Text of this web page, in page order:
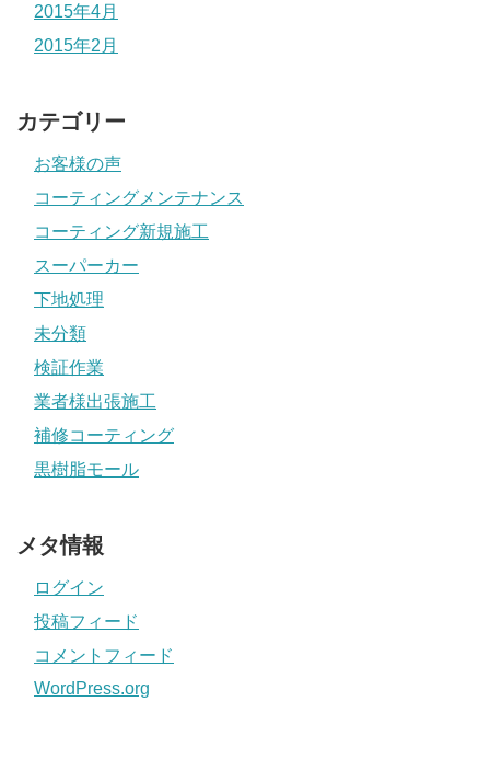
2015年4月
2015年2月
カテゴリー
お客様の声
コーティングメンテナンス
コーティング新規施工
スーパーカー
下地処理
未分類
検証作業
業者様出張施工
補修コーティング
黒樹脂モール
メタ情報
ログイン
投稿フィード
コメントフィード
WordPress.org